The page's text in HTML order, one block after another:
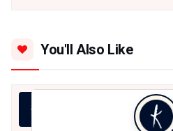
You'll Also Like
LIFE IS LIKE THAT
Aug 7, 2026